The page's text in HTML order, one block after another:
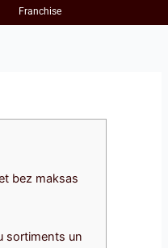
Franchise
bez maksas
sortiments un